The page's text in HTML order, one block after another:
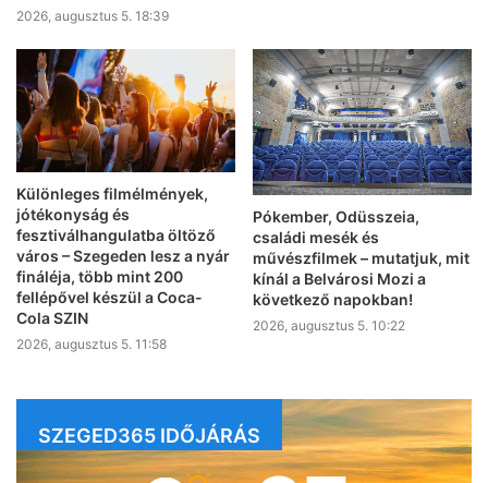
2026, augusztus 5. 18:39
Különleges filmélmények,
jótékonyság és
fesztiválhangulatba öltöző
város – Szegeden lesz a nyár
fináléja, több mint 200
fellépővel készül a Coca-
Cola SZIN
2026, augusztus 5. 11:58
Pókember, Odüsszeia,
családi mesék és
művészfilmek – mutatjuk, mit
kínál a Belvárosi Mozi a
következő napokban!
2026, augusztus 5. 10:22
SZEGED365 IDŐJÁRÁS